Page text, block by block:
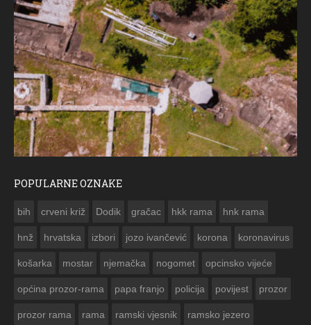
POPULARNE OZNAKE
bih crveni križ Dodik gračac hkk rama hnk rama
hnž hrvatska izbori jozo ivančević korona koronavirus
košarka mostar njemačka nogomet opcinsko vijeće
općina prozor-rama papa franjo policija povijest prozor
prozor rama rama ramski vjesnik ramsko jezero